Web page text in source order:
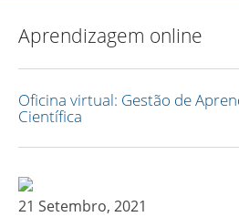
Aprendizagem online
Oficina virtual: Gestão de
Científica
21 Setembro, 2021